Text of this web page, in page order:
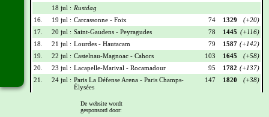
18 jul : Rustdag
16.
19 jul : Carcassonne - Foix 74 1329
(+20)
17.
20 jul : Saint-Gaudens - Peyragudes 78 1445 (+116)
18.
21 jul : Lourdes - Hautacam 79 1587 (+142)
19.
22 jul : Castelnau-Magnoac - Cahors 103 1645
(+58)
20.
23 jul : Lacapelle-Marival - Rocamadour 95 1782 (+137)
21.
24 jul : Paris La Défense Arena - Paris Champs-
Élysées
147 1820 (+38)
Wielrennerslijst
De website wordt
gesponsord door: